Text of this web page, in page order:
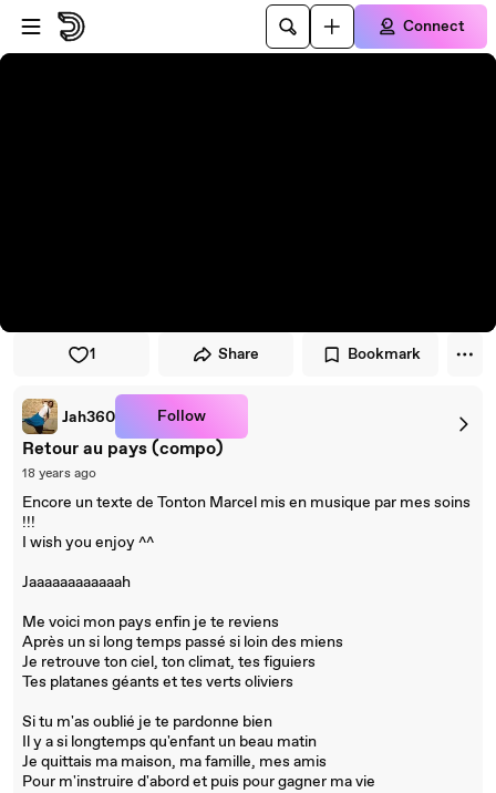
Skip to player
Skip to main content
Connect
1 Share Bookmark
Jah360 Follow
Retour au pays (compo)
18 years ago
Encore un texte de Tonton Marcel mis en musique par mes soins
!!!
I wish you enjoy ^^
Jaaaaaaaaaaaah
Me voici mon pays enfin je te reviens
Après un si long temps passé si loin des miens
Je retrouve ton ciel, ton climat, tes figuiers
Tes platanes géants et tes verts oliviers
Si tu m'as oublié je te pardonne bien
Il y a si longtemps qu'enfant un beau matin
Je quittais ma maison, ma famille, mes amis
Pour m'instruire d'abord et puis pour gagner ma vie